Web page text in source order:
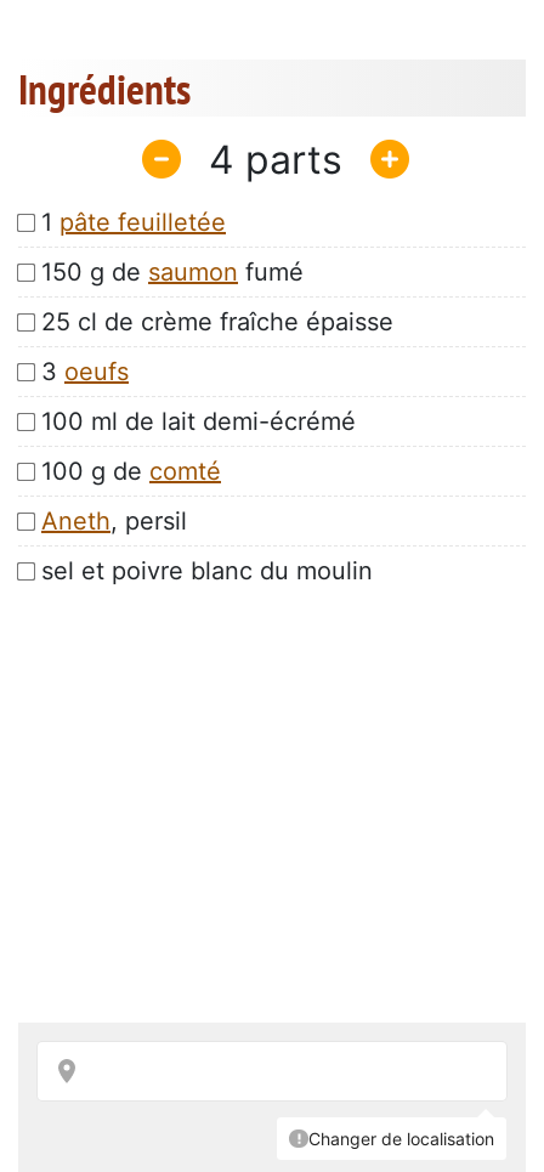
Ingrédients
4
1 pâte feuilletée
150 g de saumon fumé
25 cl de crème fraîche épaisse
3 oeufs
100 ml de lait demi-écrémé
100 g de comté
Aneth, persil
sel et poivre blanc du moulin